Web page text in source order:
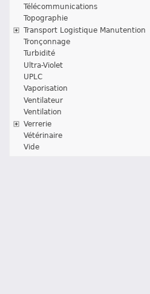
Télécommunications
Topographie
Transport Logistique Manutention
Tronçonnage
Turbidité
Ultra-Violet
UPLC
Vaporisation
Ventilateur
Ventilation
Verrerie
Vétérinaire
Vide